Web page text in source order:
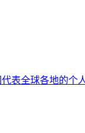
表全球各地的个